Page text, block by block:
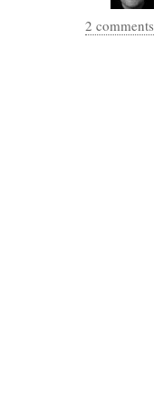
2 comments